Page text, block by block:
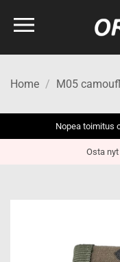
Home / M05
Nopea toimitus
Osta